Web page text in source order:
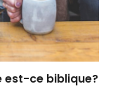
est-ce biblique?